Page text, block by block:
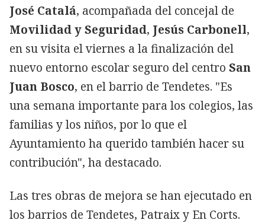
José Catalá, acompañada del concejal de
Movilidad y Seguridad, Jesús Carbonell,
en su visita el viernes a la finalización del
nuevo entorno escolar seguro del centro San
Juan Bosco, en el barrio de Tendetes. "Es
una semana importante para los colegios, las
familias y los niños, por lo que el
Ayuntamiento ha querido también hacer su
contribución", ha destacado.
Las tres obras de mejora se han ejecutado en
los barrios de Tendetes, Patraix y En Corts.